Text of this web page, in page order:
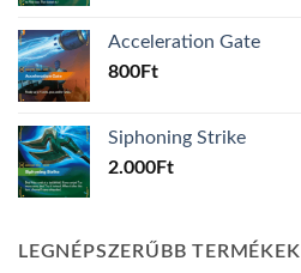
Acceleration Gate
800Ft
Siphoning Strike
2.000Ft
LEGNÉPSZERŰBB TERMÉKEK